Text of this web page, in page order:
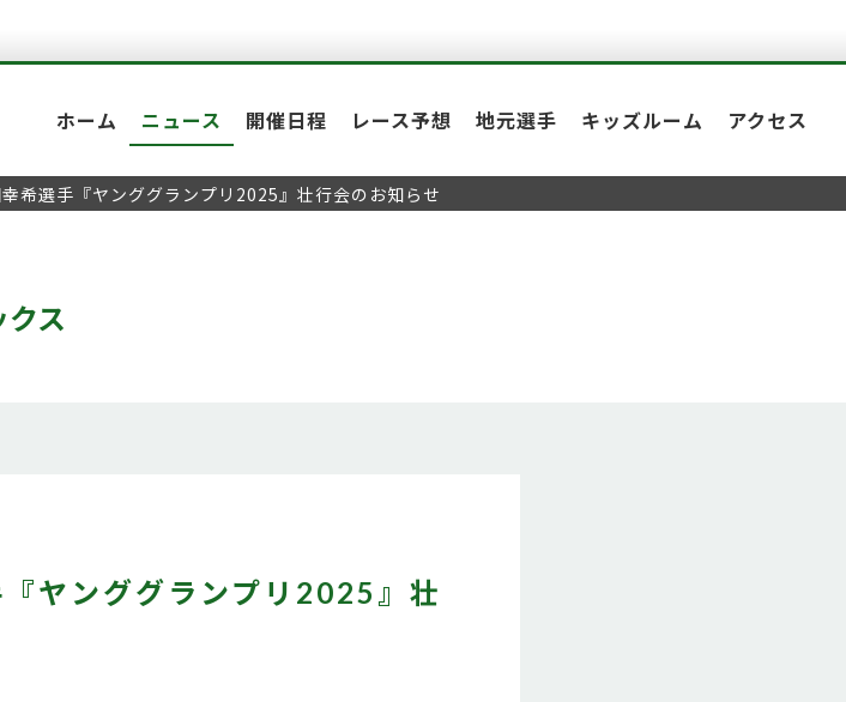
ホーム ニュース 開催日程 レース予想 地元選手 キッズルーム アクセス
希選手『ヤンググランプリ2025』壮行会のお知らせ
ス
ヤンググランプリ2025』壮